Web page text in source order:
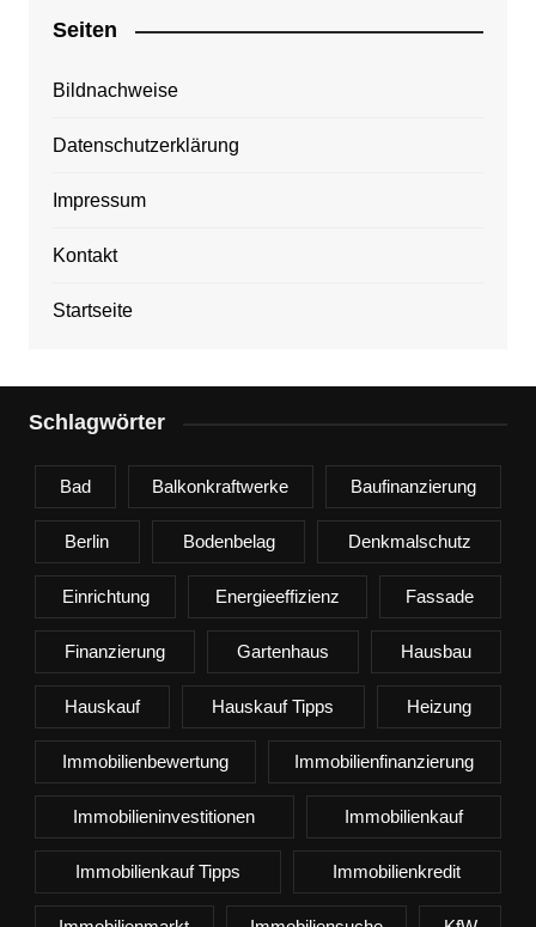
Seiten
Bildnachweise
Datenschutzerklärung
Impressum
Kontakt
Startseite
Schlagwörter
Bad Balkonkraftwerke Baufinanzierung
Berlin Bodenbelag Denkmalschutz
Einrichtung Energieeffizienz Fassade
Finanzierung Gartenhaus Hausbau
Hauskauf Hauskauf Tipps Heizung
Immobilienbewertung Immobilienfinanzierung
Immobilieninvestitionen Immobilienkauf
Immobilienkauf Tipps Immobilienkredit